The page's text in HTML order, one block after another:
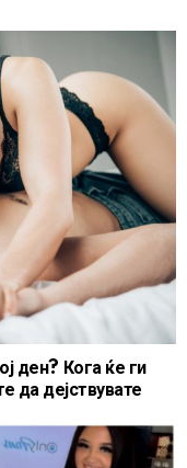
ден? Кога ќе ги
да дејствувате